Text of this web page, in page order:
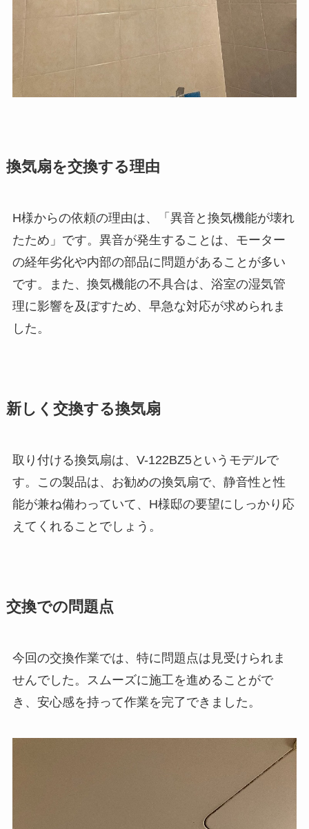
換気扇を交換する理由
H様からの依頼の理由は、「異音と換気機能が壊れ
たため」です。異音が発生することは、モーター
の経年劣化や内部の部品に問題があることが多い
です。また、換気機能の不具合は、浴室の湿気管
理に影響を及ぼすため、早急な対応が求められま
した。
新しく交換する換気扇
取り付ける換気扇は、V-122BZ5というモデルで
す。この製品は、お勧めの換気扇で、静音性と性
能が兼ね備わっていて、H様邸の要望にしっかり応
えてくれることでしょう。
交換での問題点
今回の交換作業では、特に問題点は見受けられま
せんでした。スムーズに施工を進めることがで
き、安心感を持って作業を完了できました。